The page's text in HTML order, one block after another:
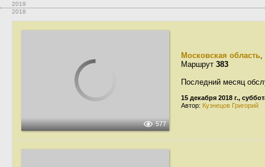
2019
2018
577
Московская область,
Маршрут 383
Последний месяц
15 декабря 2018 г.,
Автор: Кузнецов Григорий